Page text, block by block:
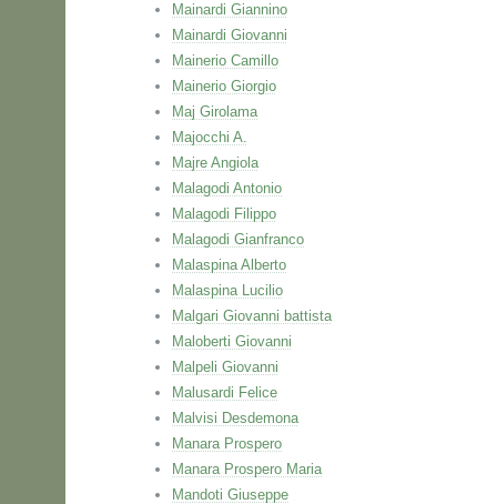
Mainardi Giannino
Mainardi Giovanni
Mainerio Camillo
Mainerio Giorgio
Maj Girolama
Majocchi A.
Majre Angiola
Malagodi Antonio
Malagodi Filippo
Malagodi Gianfranco
Malaspina Alberto
Malaspina Lucilio
Malgari Giovanni battista
Maloberti Giovanni
Malpeli Giovanni
Malusardi Felice
Malvisi Desdemona
Manara Prospero
Manara Prospero Maria
Mandoti Giuseppe